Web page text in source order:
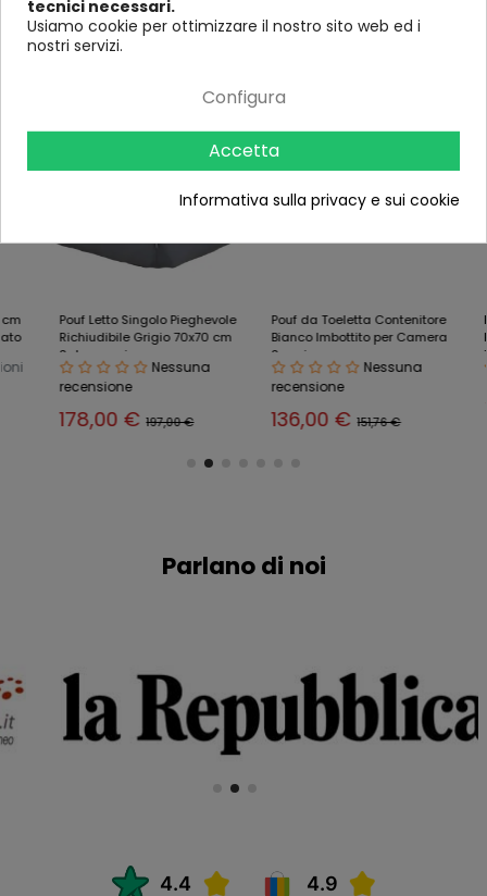
Ultimi visti
Pouf Letto Singolo Pieghevole
Richiudibile Grigio 70x70 cm
Salvaspazio
Nessuna
recensione
178,00 €197,00 €
-10%
Pouf da Toeletta Contenitore
Bianco Imbottito per Camera
Soggiorno
Nessuna
recensione
136,00 €151,76 €
Parlano di noi
tecnici necessari.
Usiamo cookie per ottimizzare il nostro sito web ed i
nostri servizi.
Configura
Accetta
Informativa sulla privacy e sui cookie